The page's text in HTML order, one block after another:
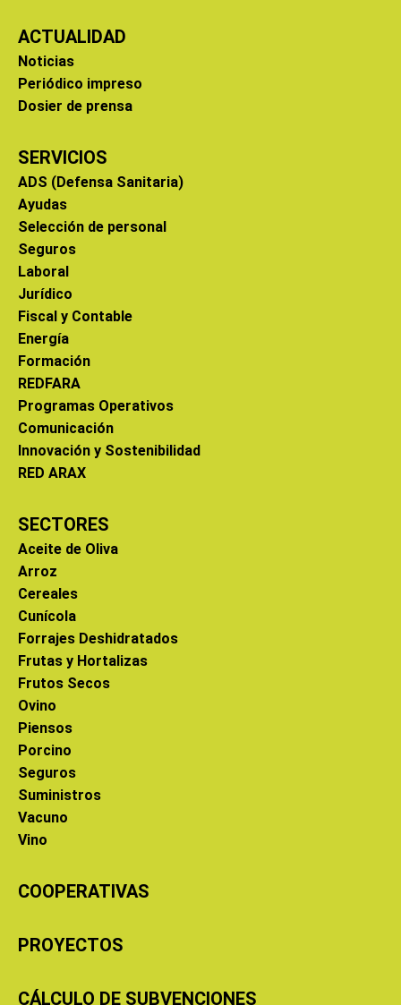
ACTUALIDAD
Noticias
Periódico impreso
Dosier de prensa
SERVICIOS
ADS (Defensa Sanitaria)
Ayudas
Selección de personal
Seguros
Laboral
Jurídico
Fiscal y Contable
Energía
Formación
REDFARA
Programas Operativos
Comunicación
Innovación y Sostenibilidad
RED ARAX
SECTORES
Aceite de Oliva
Arroz
Cereales
Cunícola
Forrajes Deshidratados
Frutas y Hortalizas
Frutos Secos
Ovino
Piensos
Porcino
Seguros
Suministros
Vacuno
Vino
COOPERATIVAS
PROYECTOS
CÁLCULO DE SUBVENCIONES